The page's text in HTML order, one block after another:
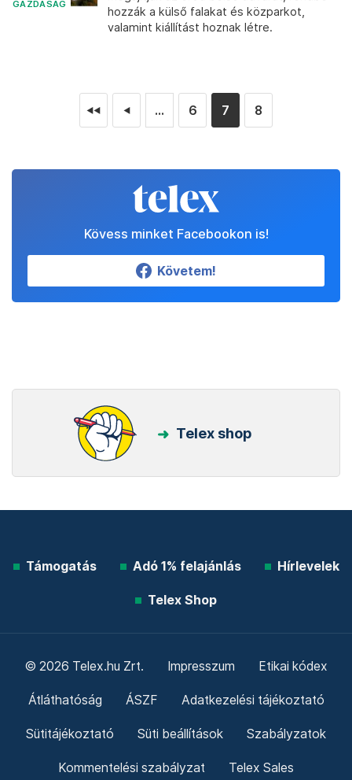
GAZDASÁG
hozzák a külső falakat és közparkot,
valamint kiállítást hoznak létre.
◄◄ ◄ ... 6 7 8
Kövess minket Facebookon is!
Követem!
Telex shop
Támogatás Adó 1% felajánlás Hírlevelek
Telex Shop
© 2026 Telex.hu Zrt. Impresszum Etikai kódex
Átláthatóság ÁSZF Adatkezelési tájékoztató
Sütitájékoztató Süti beállítások Szabályzatok
Kommentelési szabályzat Telex Sales